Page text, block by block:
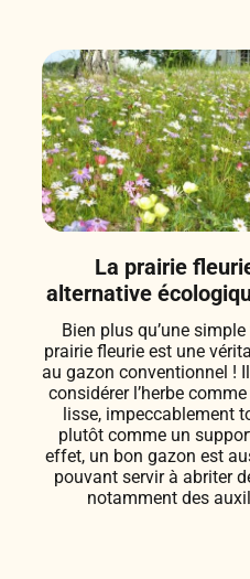
La prairie
alternative
Bien plus qu’une
prairie fleurie est une
au gazon conventionnel !
considérer l’herbe
lisse, impeccablement
plutôt comme un
effet, un bon gazon est
pouvant servir à abriter
notamment des